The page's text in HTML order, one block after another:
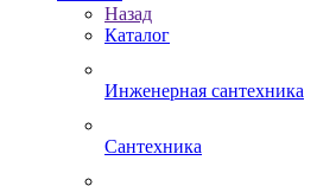
Назад
Каталог
Инженерная сантехника
Сантехника